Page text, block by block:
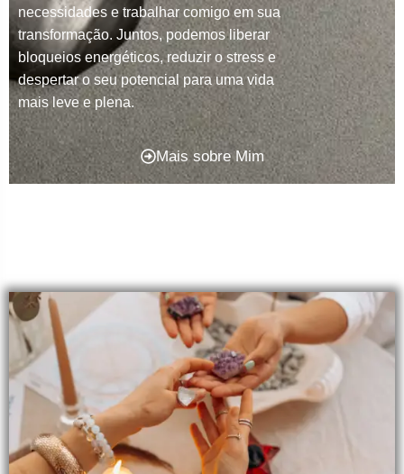
necessidades e trabalhar comigo em sua
transformação. Juntos, podemos liberar
bloqueios energéticos, reduzir o stress e
despertar o seu potencial para uma vida
mais leve e plena.
Mais sobre Mim